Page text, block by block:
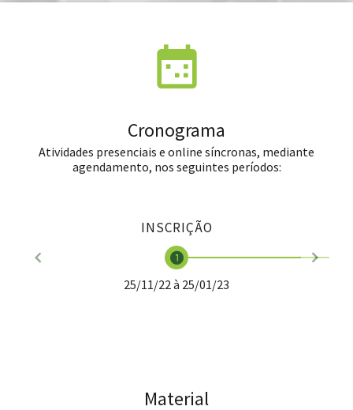
Cronograma
Atividades presenciais e online síncronas, mediante
agendamento, nos seguintes períodos:
INSCRIÇÃO
25/11/22 à 25/01/23
Material